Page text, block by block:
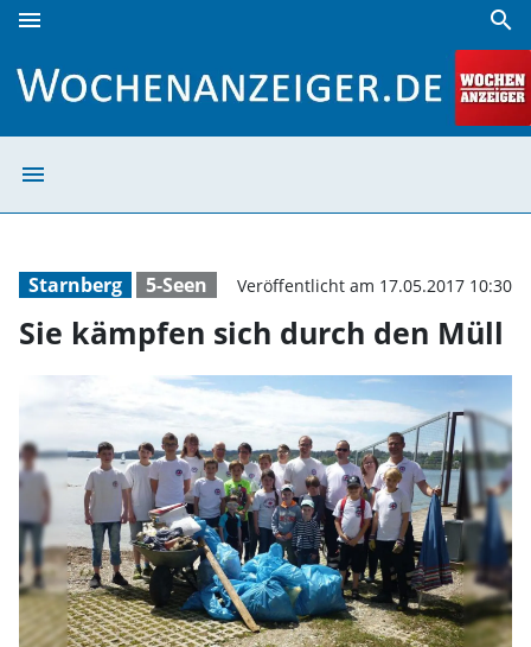
menu search
menu
Starnberg 5-Seen Veröffentlicht am 17.05.2017 10:30
Sie kämpfen sich durch den Müll